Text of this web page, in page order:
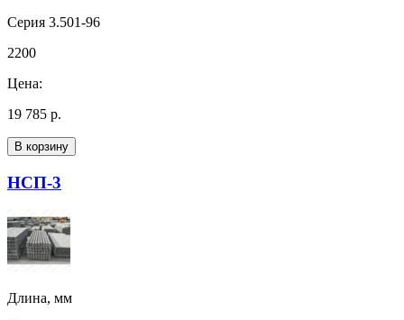
Серия 3.501-96
2200
Цена:
19 785 р.
В корзину
НСП-3
Длина, мм